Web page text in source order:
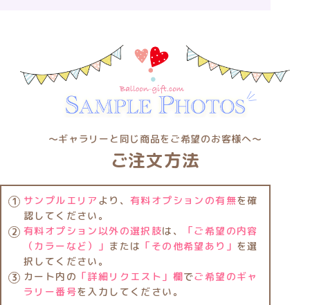
〜ギャラリーと同じ商品をご希望のお客様へ〜
ご注文方法
サンプルエリア より、有料オプションの有無を確
認してください。
有料オプション以外の選択肢は、
「ご希望の内容
（カラーなど）」 または 「その他希望あり」 を選
択してください。
カート内の 「詳細リクエスト」欄でご希望のギャ
ラリー番号を入力してください。